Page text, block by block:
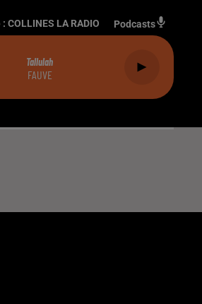
: COLLINES LA RADIO Podcasts
Tallulah
FAUVE